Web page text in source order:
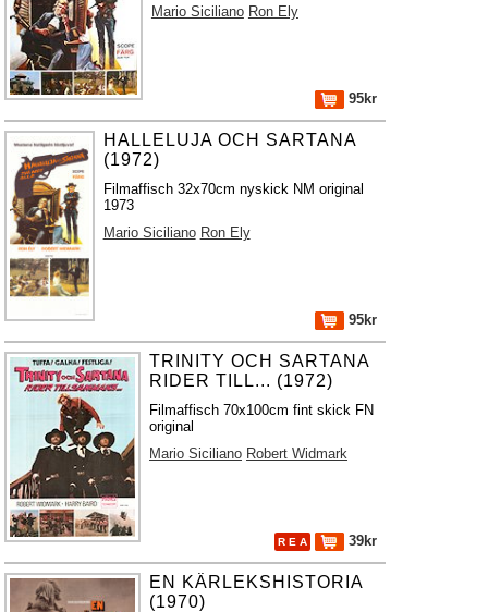
Mario Siciliano Ron Ely
95kr
HALLELUJA OCH SARTANA
(1972)
Filmaffisch 32x70cm nyskick NM original
1973
Mario Siciliano Ron Ely
95kr
TRINITY OCH SARTANA
RIDER TILL... (1972)
Filmaffisch 70x100cm fint skick FN
original
Mario Siciliano Robert Widmark
R E A 39kr
EN KÄRLEKSHISTORIA
(1970)